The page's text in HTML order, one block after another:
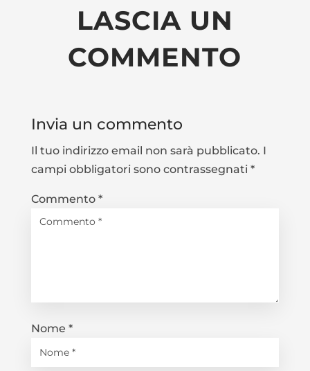
LASCIA UN
COMMENTO
Invia un commento
Il tuo indirizzo email non sarà pubblicato. I
campi obbligatori sono contrassegnati *
Commento *
Nome *